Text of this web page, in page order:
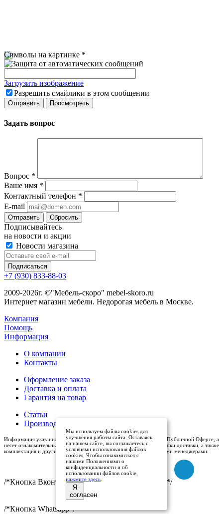
Символы на картинке *
Загрузить изображение
Разрешить смайлики в этом сообщении
Задать вопрос
Вопрос *
Ваше имя *
Контактный телефон *
E-mail
Сбросить
Подписывайтесь
на новости и акции
Новости магазина
+7 (930) 833-88-03
2009-2026г. ©"Мебель-скоро" mebel-skoro.ru
Интернет магазин мебели. Недорогая мебель в Москве.
Компания
Помощь
Информация
О компании
Контакты
Оформление заказа
Доставка и оплата
Гарантия на товар
Статьи
Производители
Информация указанная на сайте (описания и цены), не относится к Публичной Оферте, а
несет ознакомительный характер. Окончательная цена, условия и сроки доставки, а также
комплектация и другие характеристики товаров - уточняются нашими менеджерами.
/*Кнопка Вконтакте (международный логотип)*/
/*Кнопка Whatsapp*/
Мы используем файлы cookies для
улучшения работы сайта. Оставаясь
на нашем сайте, вы соглашаетесь с
условиями использования файлов
cookies. Чтобы ознакомиться с
нашими Положениями о
конфиденциальности и об
использовании файлов cookie,
нажмите здесь
Я
согласен